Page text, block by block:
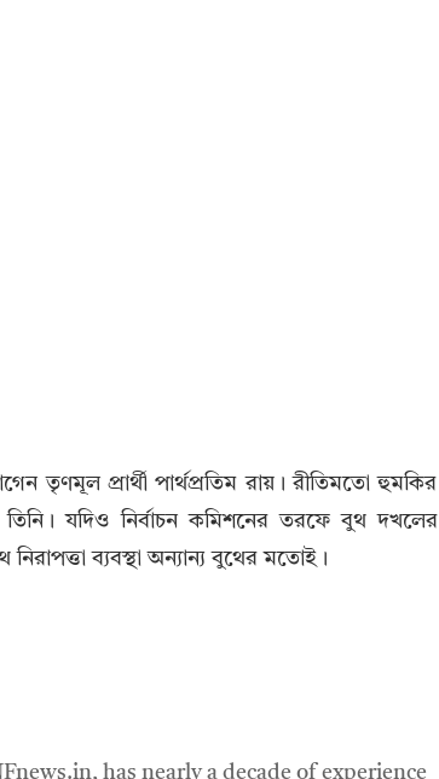
তৃণমূল প্রার্থী পার্থপ্রতিম রায়। রীতিমতো হুমকির
তিনি। যদিও নির্বাচন কমিশনের তরফে বুথ দখলের
ব্যবস্থা অন্যান্য বুথের মতোই।
has nearly a decade of experience